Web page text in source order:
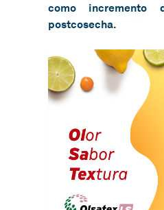
como
postcosecha.